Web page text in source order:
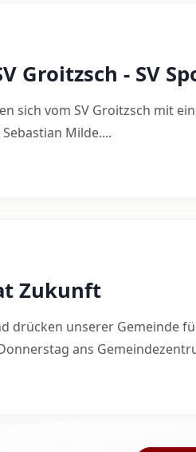
Groitzsch - SV
sich vom SV Groitzsch mit
Milde....
Zukunft
drücken unserer Gemeinde
ans